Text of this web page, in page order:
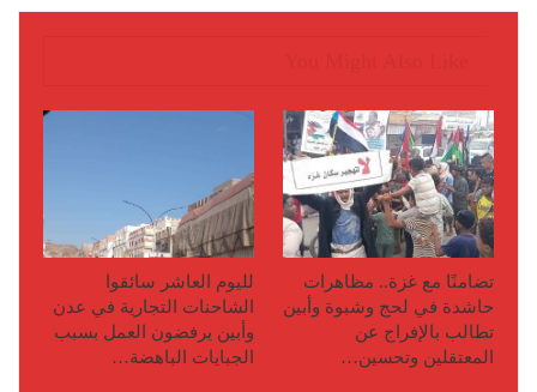
تضامنًا مع غزة.. مظاهرات
حاشدة في لحج وشبوة وأبين
تطالب بالإفراج عن
المعتقلين وتحسين…
لليوم العاشر سائقوا
الشاحنات التجارية في عدن
وأبين يرفضون العمل بسبب
الجبايات الباهضة…